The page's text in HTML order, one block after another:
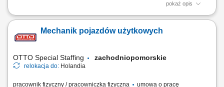
pokaż opis
Miejsce pracy stacjonarnej: Kraków lub Myślenice oraz budowy na
stanowiska kompleksowe prowadzenie projektów
elektroenergetycznych związanych z liniami kablowymi WN i
Mechanik pojazdów użytkowych
OTTO Special Staffing zachodniopomorskie
relokacja do: Holandia
pracownik fizyczny / pracowniczka fizyczna
umowa o pracę